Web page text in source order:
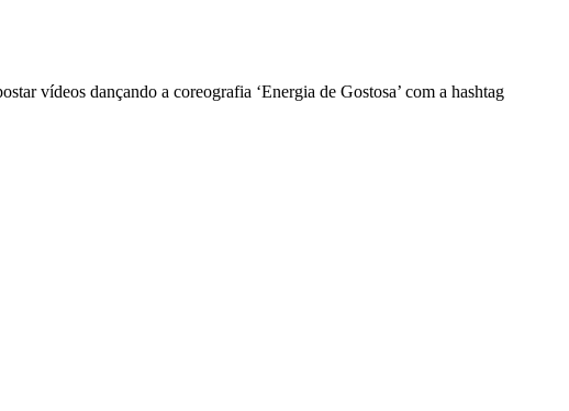
vídeos dançando a coreografia ‘Energia de Gostosa’ com a hashtag